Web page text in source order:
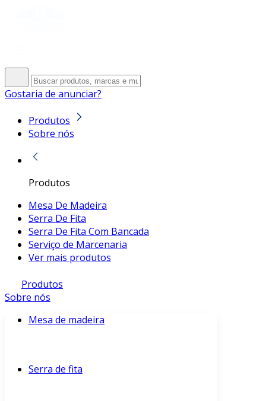
Gostaria de anunciar?
Produtos
Sobre nós
Produtos
Mesa De Madeira
Serra De Fita
Serra De Fita Com Bancada
Serviço de Marcenaria
Ver mais produtos
Produtos
Sobre nós
Mesa de madeira
Serra de fita